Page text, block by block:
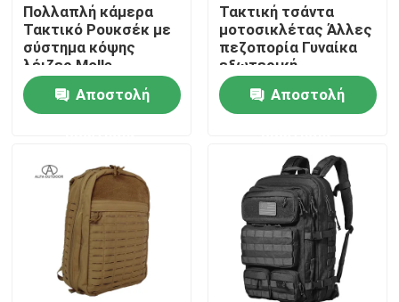
Έλεγχος ποιότητας
Επικοινωνήστε μαζί μας
Ζητήστε μια προσφορά
Τακτική τσάντα πυροβόλων όπλων
Τσάντα πυροβόλων όπλων κυνηγιού
Πολλαπλή κάμερα
Τακτικό Ρουκσέκ με
σύστημα κόψης
λέιζερ Molle
Αποστολή
Τακτική τσάντα
μοτοσικλέτας Άλλες
πεζοπορία Γυναίκα
εξωτερική
πεζοπορία Τακτικό
σακίδιο για άνδρες
Αποστολή